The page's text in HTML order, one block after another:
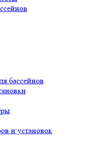
бассейнов
и установок